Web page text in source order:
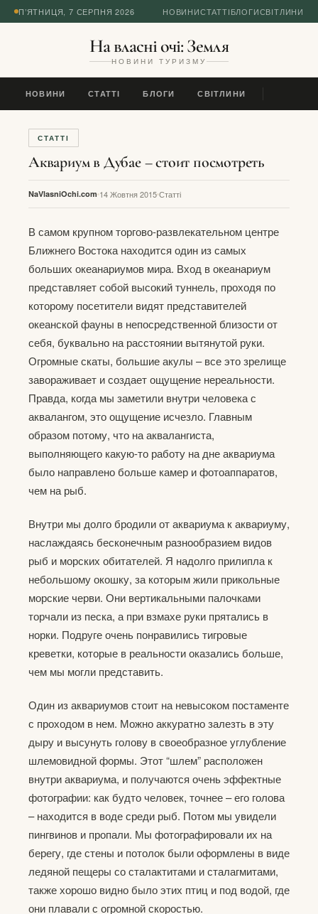
П’ЯТНИЦЯ, 7 СЕРПНЯ 2026 НОВИНИСТАТТІБЛОГИСВІТЛИНИ
На власні очі: Земля
НОВИНИ ТУРИЗМУ
НОВИНИ СТАТТІ БЛОГИ СВІТЛИНИ
СТАТТІ
Аквариум в Дубае – стоит посмотреть
NaVlasniOchi.com 14 Жовтня 2015Статті
В самом крупном торгово-развлекательном центре
Ближнего Востока находится один из самых
больших океанариумов мира. Вход в океанариум
представляет собой высокий туннель, проходя по
которому посетители видят представителей
океанской фауны в непосредственной близости от
себя, буквально на расстоянии вытянутой руки.
Огромные скаты, большие акулы – все это зрелище
завораживает и создает ощущение нереальности.
Правда, когда мы заметили внутри человека с
аквалангом, это ощущение исчезло. Главным
образом потому, что на аквалангиста,
выполняющего какую-то работу на дне аквариума
было направлено больше камер и фотоаппаратов,
чем на рыб.
Внутри мы долго бродили от аквариума к аквариуму,
наслаждаясь бесконечным разнообразием видов
рыб и морских обитателей. Я надолго прилипла к
небольшому окошку, за которым жили прикольные
морские черви. Они вертикальными палочками
торчали из песка, а при взмахе руки прятались в
норки. Подруге очень понравились тигровые
креветки, которые в реальности оказались больше,
чем мы могли представить.
Один из аквариумов стоит на невысоком постаменте
с проходом в нем. Можно аккуратно залезть в эту
дыру и высунуть голову в своеобразное углубление
шлемовидной формы. Этот “шлем” расположен
внутри аквариума, и получаются очень эффектные
фотографии: как будто человек, точнее – его голова
– находится в воде среди рыб. Потом мы увидели
пингвинов и пропали. Мы фотографировали их на
берегу, где стены и потолок были оформлены в виде
ледяной пещеры со сталактитами и сталагмитами,
также хорошо видно было этих птиц и под водой, где
они плавали с огромной скоростью.